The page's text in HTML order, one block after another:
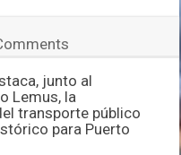
junto al
Lemus, la
transporte público
para Puerto